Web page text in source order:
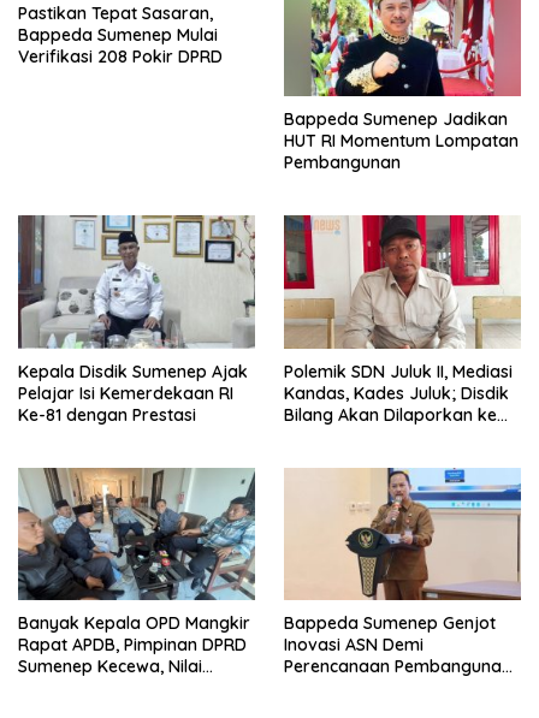
Pastikan Tepat Sasaran,
Bappeda Sumenep Mulai
Verifikasi 208 Pokir DPRD
Bappeda Sumenep Jadikan
HUT RI Momentum Lompatan
Pembangunan
Kepala Disdik Sumenep Ajak
Pelajar Isi Kemerdekaan RI
Ke-81 dengan Prestasi
Polemik SDN Juluk II, Mediasi
Kandas, Kades Juluk; Disdik
Bilang Akan Dilaporkan ke
Banyak Kepala OPD Mangkir
Rapat APDB, Pimpinan DPRD
Sumenep Kecewa, Nilai
Bappeda Sumenep Genjot
Inovasi ASN Demi
Perencanaan Pembangunan